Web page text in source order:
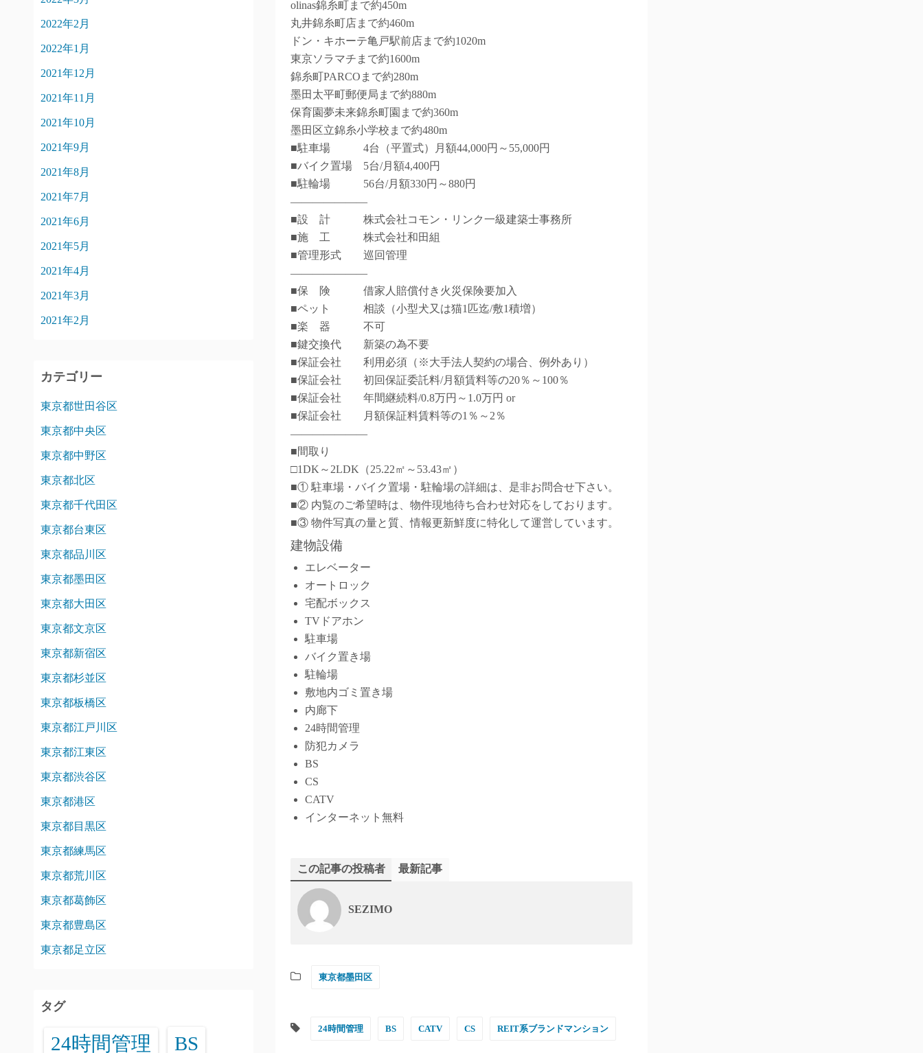
olinas錦糸町まで約450m
丸井錦糸町店まで約460m
ドン・キホーテ亀戸駅前店まで約1020m
東京ソラマチまで約1600m
錦糸町PARCOまで約280m
墨田太平町郵便局まで約880m
保育園夢未来錦糸町園まで約360m
墨田区立錦糸小学校まで約480m
■駐車場 4台（平置式）月額44,000円～55,000円
■バイク置場 5台/月額4,400円
■駐輪場 56台/月額330円～880円
―――――――
■設 計 株式会社コモン・リンク一級建築士事務所
■施 工 株式会社和田組
■管理形式 巡回管理
―――――――
■保 険 借家人賠償付き火災保険要加入
■ペット 相談（小型犬又は猫1匹迄/敷1積増）
■楽 器 不可
■鍵交換代 新築の為不要
■保証会社 利用必須（※大手法人契約の場合、例外あり）
■保証会社 初回保証委託料/月額賃料等の20％～100％
■保証会社 年間継続料/0.8万円～1.0万円 or
■保証会社 月額保証料賃料等の1％～2％
―――――――
■間取り
□1DK～2LDK（25.22㎡～53.43㎡）
■① 駐車場・バイク置場・駐輪場の詳細は、是非お問合せ下さい。
■② 内覧のご希望時は、物件現地待ち合わせ対応をしております。
■③ 物件写真の量と質、情報更新鮮度に特化して運営しています。
建物設備
エレベーター
オートロック
宅配ボックス
TVドアホン
駐車場
バイク置き場
駐輪場
敷地内ゴミ置き場
内廊下
24時間管理
防犯カメラ
BS
CS
CATV
インターネット無料
この記事の投稿者 最新記事
SEZIMO
東京都墨田区
24時間管理 BS CATV CS REIT系ブランドマンション
2022年2月
2022年1月
2021年12月
2021年11月
2021年10月
2021年9月
2021年8月
2021年7月
2021年6月
2021年5月
2021年4月
2021年3月
2021年2月
カテゴリー
東京都世田谷区
東京都中央区
東京都中野区
東京都北区
東京都千代田区
東京都台東区
東京都品川区
東京都墨田区
東京都大田区
東京都文京区
東京都新宿区
東京都杉並区
東京都板橋区
東京都江戸川区
東京都江東区
東京都渋谷区
東京都港区
東京都目黒区
東京都練馬区
東京都荒川区
東京都葛飾区
東京都豊島区
東京都足立区
タグ
24時間管理 BS